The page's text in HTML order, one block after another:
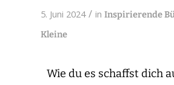
5. Juni 2024 / in Inspirierende
Kleine
Wie du es schaffst dich